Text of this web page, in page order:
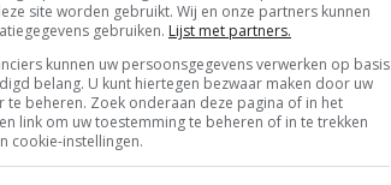
site worden gebruikt. Wij en onze partners kunnen
gebruiken. Lijst met partners.
kunnen uw persoonsgegevens verwerken op basis
belang. U kunt hiertegen bezwaar maken door uw
te beheren. Zoek onderaan deze pagina of in het
link om uw toestemming te beheren of in te trekken
cookie-instellingen.